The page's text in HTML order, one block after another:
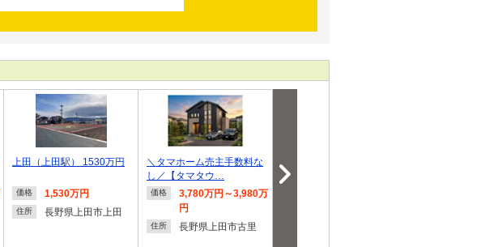
上田（上田駅） 1530万円
価格 1,530万円
住所 長野県上田市上田
＼タマホーム売主手数料な
し／【タマタウ…
価格
3,780万円～3,980万
円
住所 長野県上田市古里
0万円～1180万円